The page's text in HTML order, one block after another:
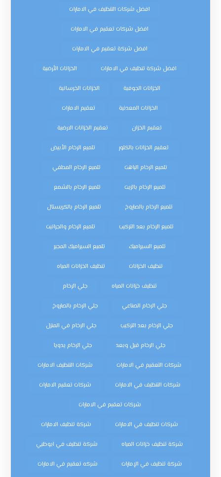
افضل شركات التنظيف في الامارات
افضل شركات تعقيم في الامارات
افضل شركة تعقيم في الامارات
افضل شركة تنظيف في الامارات الخزانات الأرضية
الخزانات الجوفية الخزانات الخرسانية
الخزانات المعدنية تعقيم الامارات
تعقيم الخزان تعقيم الخزانات الارضية
تعقيم الخزانات بالكلور تلميع الرخام الأبيض
تلميع الرخام الباهت تلميع الرخام المطفي
تلميع الرخام بالزيت تلميع الرخام بالشمع
تلميع الرخام بالصاروخ تلميع الرخام بالكريستال
تلميع الرخام بعد التركيب تلميع الرخام والجرانيت
تلميع السيراميك تلميع السيراميك المجير
تنظيف الخزانات تنظيف الخزانات المياه
تنظيف خزانات المياه جلي الرخام
جلي الرخام الصناعي جلي الرخام بالصاروخ
جلي الرخام بعد التركيب جلي الرخام في المنزل
جلي الرخام قبل وبعد جلي الرخام يدويا
شركات التعقيم في الامارات شركات التنظيف الامارات
شركات التنظيف في الامارات شركات تعقيم الامارات
شركات تعقيم في الامارات
شركات تنظيف في الامارات شركة تنظيف الامارات
شركة تنظيف خزانات المياه شركة تنظيف في ابوظبي
شركة تنظيف في الإمارات شركه تعقيم في الامارات